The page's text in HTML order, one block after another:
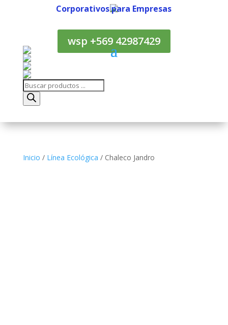
Corporativos para Empresas
wsp +569 42987429
Búsqueda
de
productos
Inicio / Línea Ecológica / Chaleco Jandro